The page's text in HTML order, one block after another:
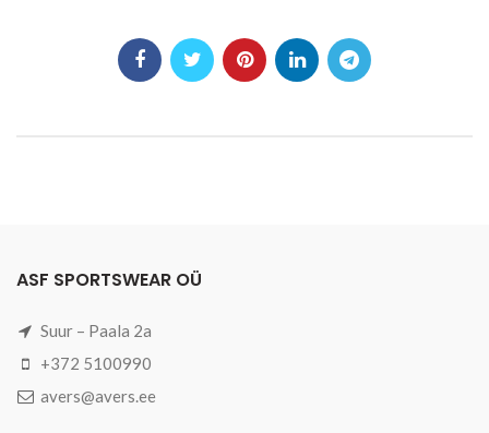
ASF SPORTSWEAR OÜ
Suur – Paala 2a
+372 5100990
avers@avers.ee